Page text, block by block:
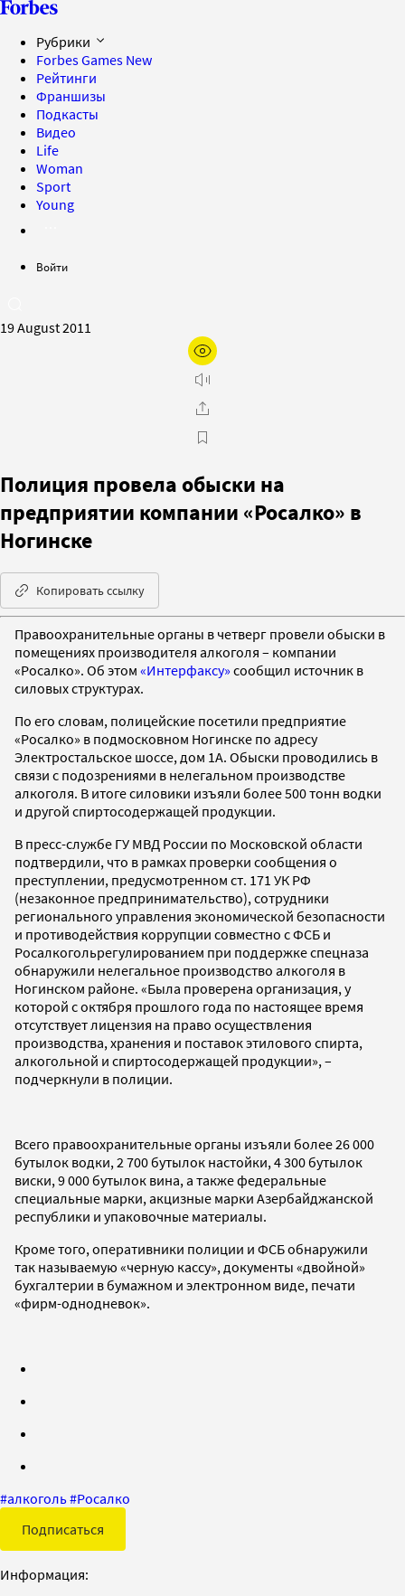
Рубрики
Forbes Games New
Рейтинги
Франшизы
Подкасты
Видео
Life
Woman
Sport
Young
Войти
19 August 2011
Полиция провела обыски на
предприятии компании «Росалко» в
Ногинске
Копировать ссылку
Правоохранительные органы в четверг провели обыски в
помещениях производителя алкоголя – компании
«Росалко». Об этом «Интерфаксу» сообщил источник в
силовых структурах.
По его словам, полицейские посетили предприятие
«Росалко» в подмосковном Ногинске по адресу
Электростальское шоссе, дом 1А. Обыски проводились в
связи с подозрениями в нелегальном производстве
алкоголя. В итоге силовики изъяли более 500 тонн водки
и другой спиртосодержащей продукции.
В пресс-службе ГУ МВД России по Московской области
подтвердили, что в рамках проверки сообщения о
преступлении, предусмотренном ст. 171 УК РФ
(незаконное предпринимательство), сотрудники
регионального управления экономической безопасности
и противодействия коррупции совместно с ФСБ и
Росалкогольрегулированием при поддержке спецназа
обнаружили нелегальное производство алкоголя в
Ногинском районе. «Была проверена организация, у
которой с октября прошлого года по настоящее время
отсутствует лицензия на право осуществления
производства, хранения и поставок этилового спирта,
алкогольной и спиртосодержащей продукции», –
подчеркнули в полиции.
Всего правоохранительные органы изъяли более 26 000
бутылок водки, 2 700 бутылок настойки, 4 300 бутылок
виски, 9 000 бутылок вина, а также федеральные
специальные марки, акцизные марки Азербайджанской
республики и упаковочные материалы.
Кроме того, оперативники полиции и ФСБ обнаружили
так называемую «черную кассу», документы «двойной»
бухгалтерии в бумажном и электронном виде, печати
«фирм-однодневок».
#алкоголь#Росалко
Подписаться
Информация: